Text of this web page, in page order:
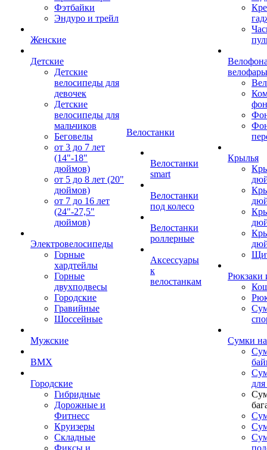
Фэтбайки
Эндуро и трейл
Женские
Детские
Детские
велосипеды для
девочек
Детские
велосипеды для
мальчиков
Беговелы
от 3 до 7 лет
(14"-18"
дюймов)
от 5 до 8 лет (20"
дюймов)
от 7 до 16 лет
(24"-27,5"
дюймов)
Электровелосипеды
Горные
хардтейлы
Горные
двухподвесы
Городские
Гравийные
Шоссейные
Мужские
BMX
Городские
Гибридные
Дорожные и
Фитнесс
Круизеры
Складные
Фиксы и
Велостанки
Велостанки
smart
Велостанки
под колесо
Велостанки
роллерные
Аксессуары
к
велостанкам
велофары
Крылья
Рюкзаки
Сумки